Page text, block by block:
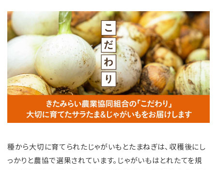
種から大切に育てられたじゃがいもとたまねぎは、収穫後にし
っかりと農協で選果されています。じゃがいもはとれたてを規